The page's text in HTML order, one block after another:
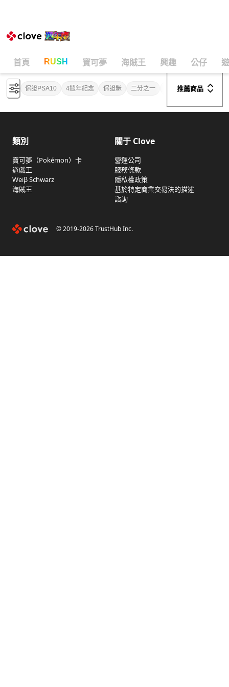
首頁 RUSH 寶可夢 海賊王 興趣 公仔
保證PSA10 4週年紀念 保證賺 二分之一 LOOP 新特效
推薦商品
類別
寶可夢（Pokémon）卡
遊戲王
Weiβ Schwarz
海賊王
關于 Clove
營運公司
服務條款
隱私權政策
基於特定商業交易法的描述
諮詢
© 2019-2026TrustHub Inc.